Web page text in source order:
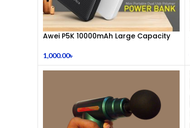
Awei P5K 10000mAh Large Capacity
1,000.00৳